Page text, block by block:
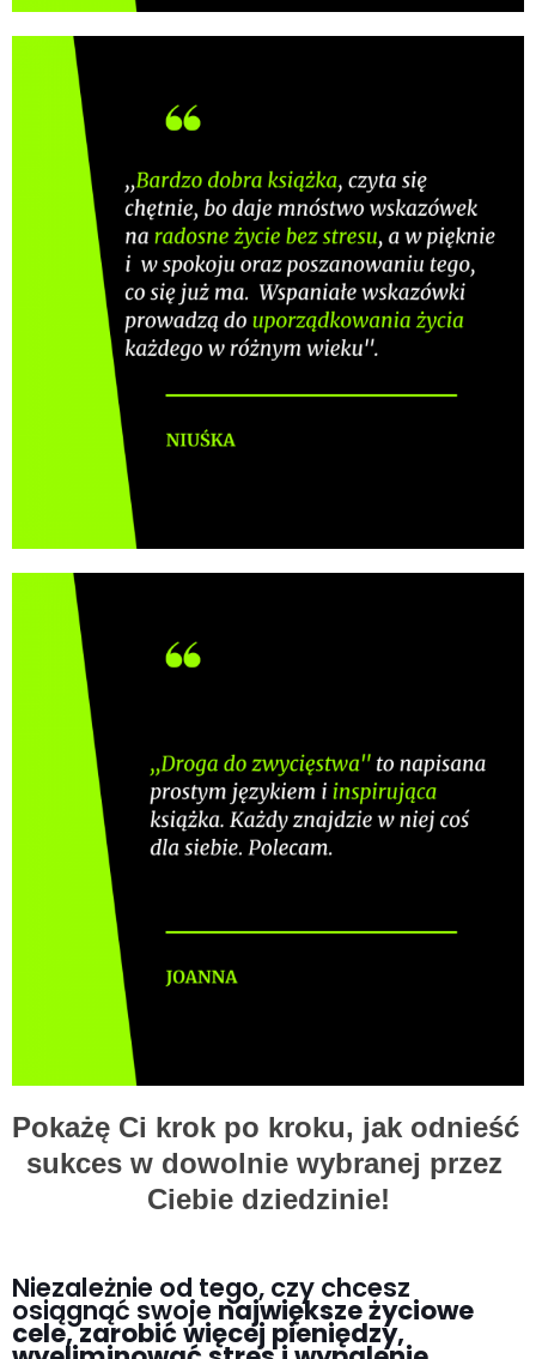
Pokażę Ci krok po kroku, jak odnieść
sukces w dowolnie wybranej przez
Ciebie dziedzinie!
Niezależnie od tego, czy chcesz
osiągnąć swoje największe życiowe
cele, zarobić więcej pieniędzy,